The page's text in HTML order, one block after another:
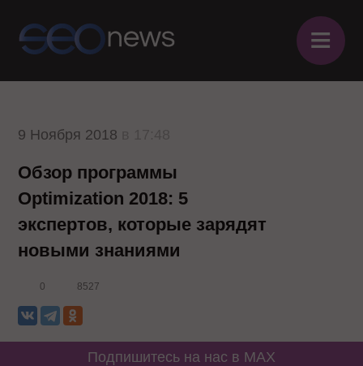
≡
9 Ноября 2018
Обзор программы
Optimization 2018: 5
экспертов, которые зарядят
новыми знаниями
0 8527
Подпишитесь на нас в MAX